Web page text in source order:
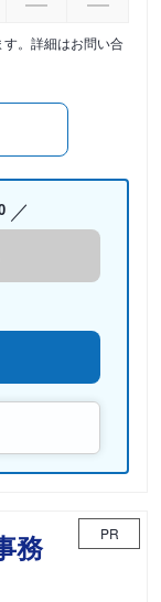
。詳細はお問い合
務
PR